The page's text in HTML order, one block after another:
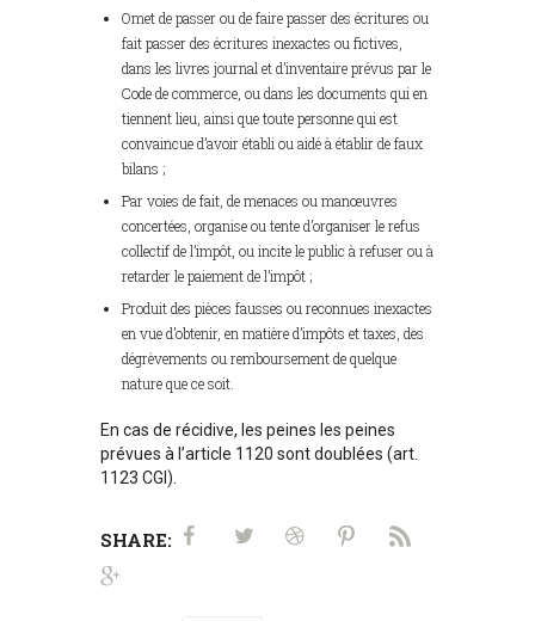
Omet de passer ou de faire passer des écritures ou
fait passer des écritures inexactes ou fictives,
dans les livres journal et d’inventaire prévus par le
Code de commerce, ou dans les documents qui en
tiennent lieu, ainsi que toute personne qui est
convaincue d’avoir établi ou aidé à établir de faux
bilans ;
Par voies de fait, de menaces ou manœuvres
concertées, organise ou tente d’organiser le refus
collectif de l’impôt, ou incite le public à refuser ou à
retarder le paiement de l’impôt ;
Produit des pièces fausses ou reconnues inexactes
en vue d’obtenir, en matière d’impôts et taxes, des
dégrèvements ou remboursement de quelque
nature que ce soit.
En cas de récidive, les peines les peines
prévues à l’article 1120 sont doublées (art.
1123 CGI).
SHARE: